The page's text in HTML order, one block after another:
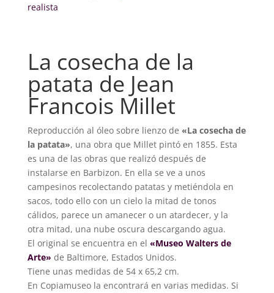
cantidad
realista
La cosecha de la
patata de Jean
Francois Millet
Reproducción al óleo sobre lienzo de «La cosecha de
la patata», una obra que Millet pintó en 1855. Esta
es una de las obras que realizó después de
instalarse en Barbizon. En ella se ve a unos
campesinos recolectando patatas y metiéndola en
sacos, todo ello con un cielo la mitad de tonos
cálidos, parece un amanecer o un atardecer, y la
otra mitad, una nube oscura descargando agua.
El original se encuentra en el «Museo Walters de
Arte» de Baltimore, Estados Unidos.
Tiene unas medidas de 54 x 65,2 cm.
En Copiamuseo la encontrará en varias medidas. Si